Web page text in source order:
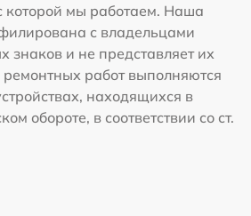
которой мы работаем. Наша
с владельцами
знаков и не представляет их
работ выполняются
находящихся в
обороте, в соответствии со ст.